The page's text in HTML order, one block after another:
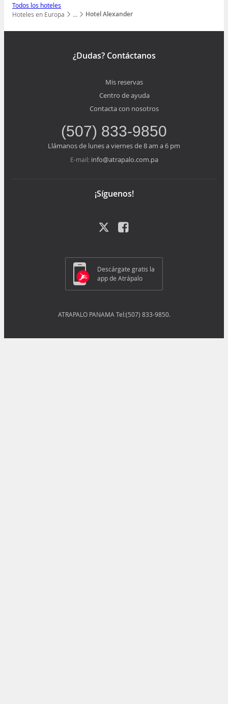
Todos los hoteles
…
Mostrar todos los niveles
Hoteles en Europa Hotel Alexander
¿Dudas? Contáctanos
Mis reservas
Centro de ayuda
Contacta con nosotros
(507) 833-9850
Llámanos de lunes a viernes de 8 am a 6 pm
E-mail: info@atrapalo.com.pa
¡Síguenos!
Descárgate gratis la
app de Atrápalo
ATRAPALO PANAMA Tel:(507) 833-9850.